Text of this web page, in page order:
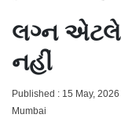
લગ્ન એટલે
નહીં
Published : 15 May,
Mumbai